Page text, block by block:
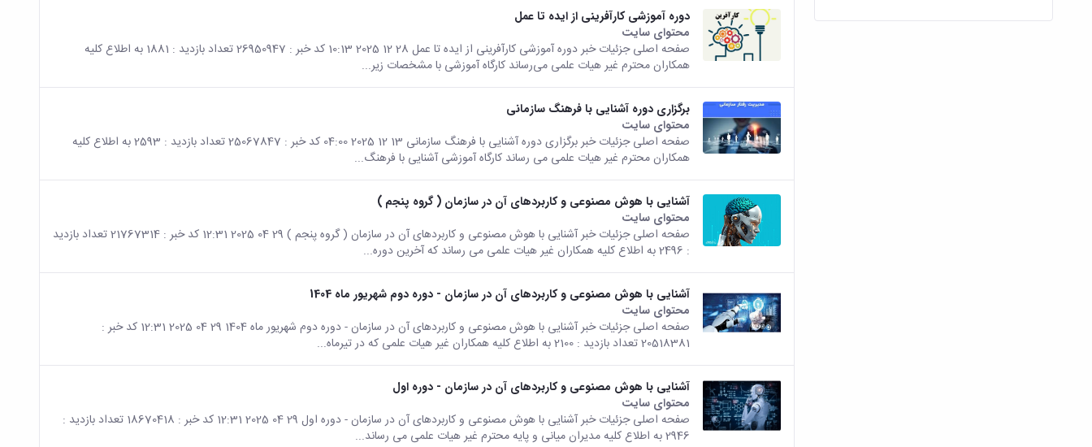
دوره آموزشی کارآفرینی از ایده تا عمل
محتوای سایت
صفحه اصلی جزئیات خبر دوره آموزشی کارآفرینی از ایده تا عمل 28 12 2025 10:13 کد خبر : 26950947 تعداد بازدید : 1881 به اطلاع کلیه
همکاران محترم غیر هیات علمی می‌رساند کارگاه آموزشی با مشخصات زیر...
برگزاری دوره آشنایی با فرهنگ سازمانی
محتوای سایت
صفحه اصلی جزئیات خبر برگزاری دوره آشنایی با فرهنگ سازمانی 13 12 2025 04:00 کد خبر : 25067847 تعداد بازدید : 2593 به اطلاع کلیه
همکاران محترم غیر هیات علمی می رساند کارگاه آموزشی آشنایی با فرهنگ...
آشنایی با هوش مصنوعی و کاربردهای آن در سازمان ( گروه پنجم )
محتوای سایت
صفحه اصلی جزئیات خبر آشنایی با هوش مصنوعی و کاربردهای آن در سازمان ( گروه پنجم ) 29 04 2025 12:31 کد خبر : 21767314 تعداد بازدید
: 2496 به اطلاع کلیه همکاران غیر هیات علمی می رساند که آخرین دوره...
آشنایی با هوش مصنوعی و کاربردهای آن در سازمان - دوره دوم شهریور ماه 1404
محتوای سایت
صفحه اصلی جزئیات خبر آشنایی با هوش مصنوعی و کاربردهای آن در سازمان - دوره دوم شهریور ماه 1404 29 04 2025 12:31 کد خبر :
20518381 تعداد بازدید : 2100 به اطلاع کلیه همکاران غیر هیات علمی که در تیرماه...
آشنایی با هوش مصنوعی و کاربردهای آن در سازمان - دوره اول
محتوای سایت
صفحه اصلی جزئیات خبر آشنایی با هوش مصنوعی و کاربردهای آن در سازمان - دوره اول 29 04 2025 12:31 کد خبر : 18670418 تعداد بازدید :
2946 به اطلاع کلیه مدیران میانی و پایه محترم غیر هیات علمی می رساند...